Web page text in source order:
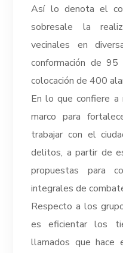
Así lo denota el
sobresale la
vecinales en
conformación de
colocación de 400
En lo que confiere a
marco para
trabajar con el
delitos, a partir de
propuestas para
integrales de
Respecto a los
es eficientar los
llamados que hace